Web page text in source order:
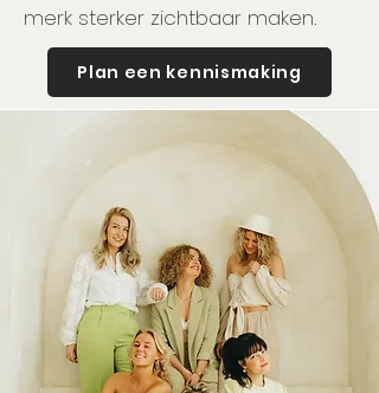
merk sterker zichtbaar maken.
Plan een kennismaking